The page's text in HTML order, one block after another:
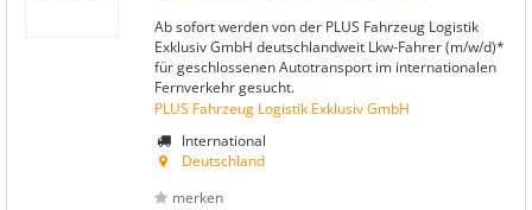
Ab sofort werden von der PLUS Fahrzeug Logistik
Exklusiv GmbH deutschlandweit Lkw-Fahrer (m/w/d)*
für geschlossenen Autotransport im internationalen
Fernverkehr gesucht.
PLUS Fahrzeug Logistik Exklusiv GmbH
International
Deutschland
merken